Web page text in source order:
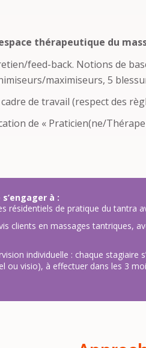
thérapeutique du
feed-back. Notions de
maximiseurs, 5
de travail (respect des
de « Praticien(ne/
à :
résidentiels de pratique du tantra
clients en massages tantriques,
individuelle : chaque stagiaire
ou visio), à effectuer dans les 3